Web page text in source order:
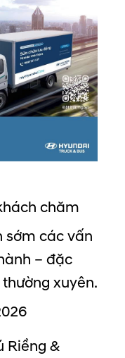
chăm
sớm các vấn
– đặc
xuyên.
Riềng &